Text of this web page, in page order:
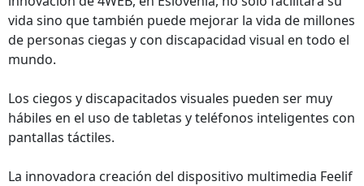
vida sino que también puede mejorar la vida de millones
de personas ciegas y con discapacidad visual en todo el
mundo.
Los ciegos y discapacitados visuales pueden ser muy
hábiles en el uso de tabletas y teléfonos inteligentes con
pantallas táctiles.
La innovadora creación del dispositivo multimedia Feelif